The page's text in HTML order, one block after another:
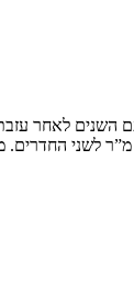
זוג חובבי טבע ונופי ארצינו,